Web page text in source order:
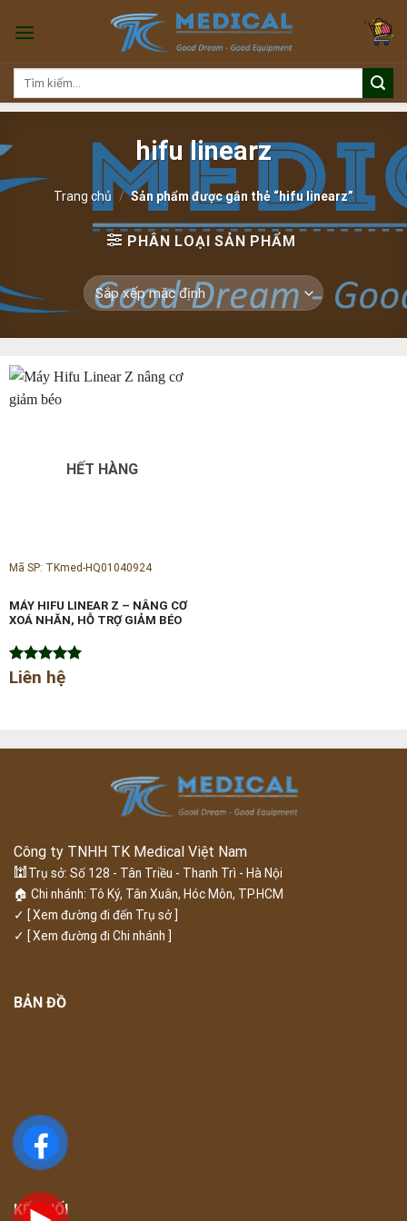
Tìm
hifu linearz
Trang chủ / Sản phẩm được gắn thẻ “hifu linearz”
PHÂN LOẠI SẢN PHẨM
HẾT HÀNG
Mã SP: TKmed-HQ01040924
MÁY HIFU LINEAR Z – NÂNG CƠ
XOÁ NHĂN, HỖ TRỢ GIẢM BÉO
Được xếp
5.00
Liên hệ
Công ty TNHH TK Medical Việt Nam
🕍 Trụ sở: Số 128 - Tân Triều - Thanh Trì - Hà Nội
🏠 Chi nhánh: Tô Ký, Tân Xuân, Hóc Môn, TP.HCM
✓ [ Xem đường đi đến Trụ sở ]
✓ [ Xem đường đi Chi nhánh ]
BẢN ĐỒ
KẾT NỐI